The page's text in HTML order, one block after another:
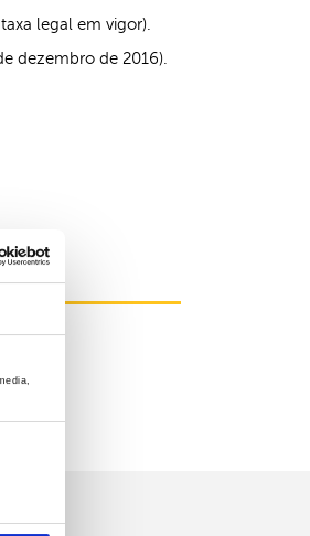
legal em vigor).
dezembro de 2016).